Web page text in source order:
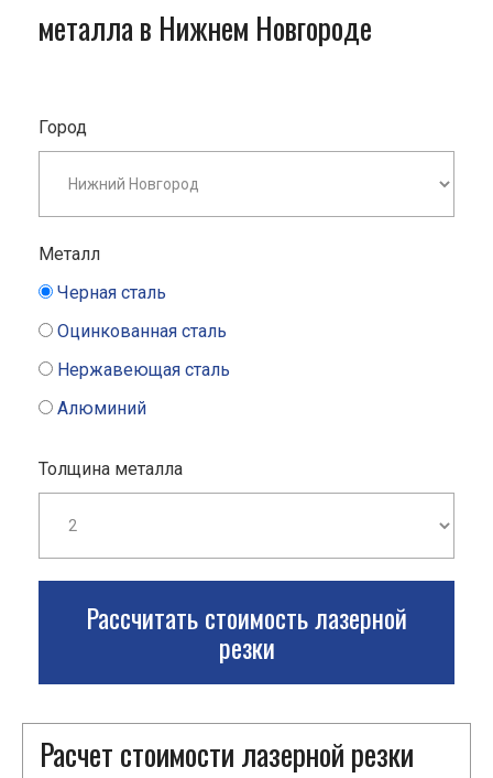
металла в Нижнем Новгороде
Город
Металл
Черная сталь
Оцинкованная сталь
Нержавеющая сталь
Алюминий
Толщина металла
Рассчитать стоимость лазерной
резки
Расчет стоимости лазерной резки